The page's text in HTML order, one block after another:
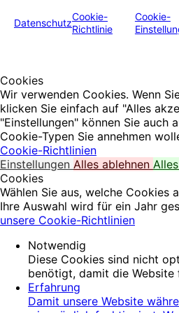
Datenschutz
Cookie-
Richtlinie
Cookie-
Cookies
Wir verwenden Cookies. Wenn
klicken Sie einfach auf "Alles
"Einstellungen" können Sie auch
Cookie-Typen Sie annehmen
Cookie-Richtlinien
Einstellungen Alles ablehnen
Cookies
Wählen Sie aus, welche Cookies
Ihre Auswahl wird für ein Jahr
unsere Cookie-Richtlinien
Notwendig
Diese Cookies sind nicht
benötigt, damit die Website
Erfahrung
Damit unsere Website